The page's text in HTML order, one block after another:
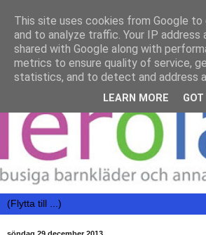
This site uses cookies from Google
and to analyze traffic. Your IP address
shared with Google along with
metrics to ensure quality of service,
statistics, and to detect and address
LEARN MORE